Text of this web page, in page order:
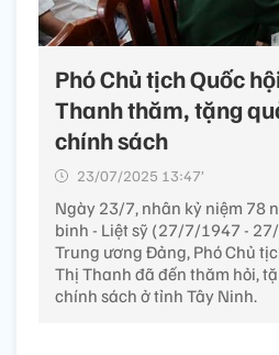
Phó Chủ tịch Quốc
Thanh thăm, tặng
chính sách
23/07/2025 13:47’
Ngày 23/7, nhân kỷ niệm 78
binh - Liệt sỹ (27/7/1947 -
Trung ương Đảng, Phó Chủ
Thị Thanh đã đến thăm hỏi,
chính sách ở tỉnh Tây Ninh.